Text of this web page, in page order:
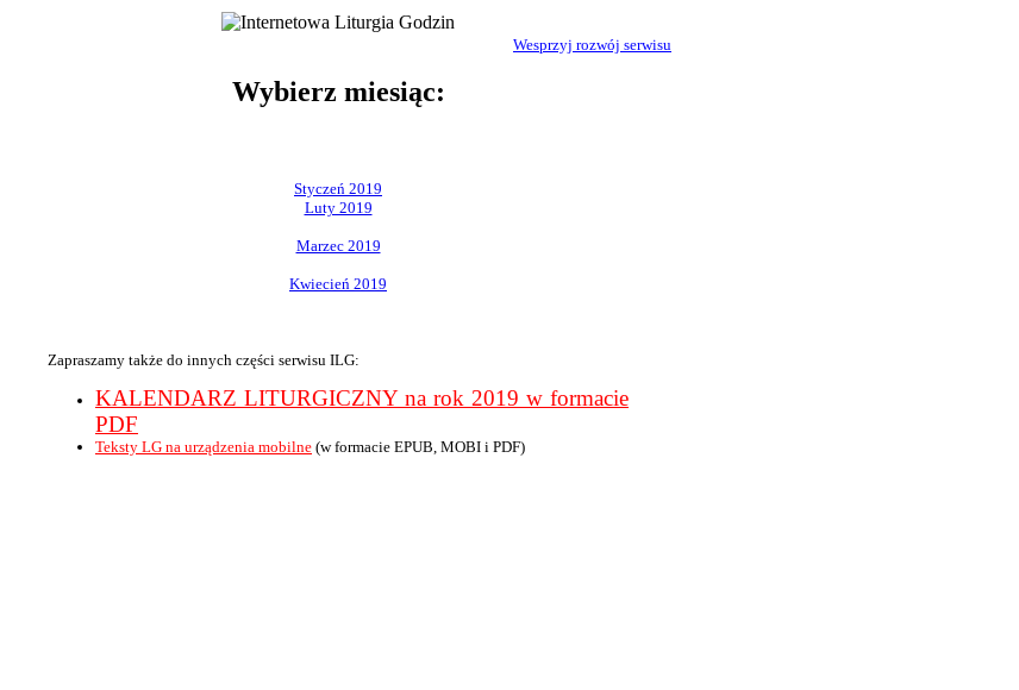
Wesprzyj rozwój serwisu
Wybierz miesiąc:
Styczeń 2019
Luty 2019
Marzec 2019
Kwiecień 2019
Zapraszamy także do innych części serwisu ILG:
KALENDARZ LITURGICZNY na rok 2019 w formacie
PDF
Teksty LG na urządzenia mobilne (w formacie EPUB, MOBI i PDF)